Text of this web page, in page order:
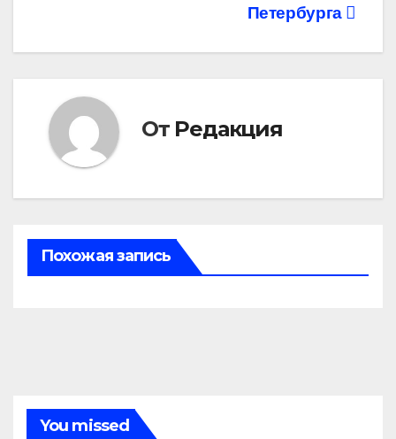
записям
Петербурга
От Редакция
Похожая запись
You missed